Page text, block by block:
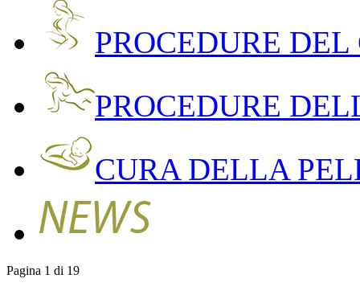
PROCEDURE DEL
PROCEDURE
CURA DELLA
Pagina 1 di 19